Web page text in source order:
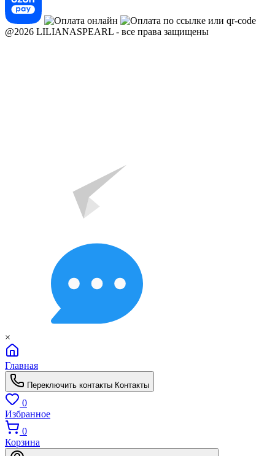
@2026 LILIANASPEARL - все права защищены
×
Главная
Переключить контакты Контакты
0
Избранное
0
Корзина